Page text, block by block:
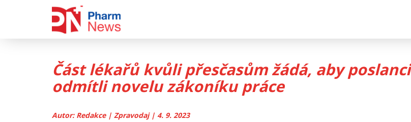
Část lékařů kvůli přesčasům žádá, aby poslanci
odmítli novelu zákoníku práce
Autor: Redakce | Zpravodaj | 4. 9. 2023